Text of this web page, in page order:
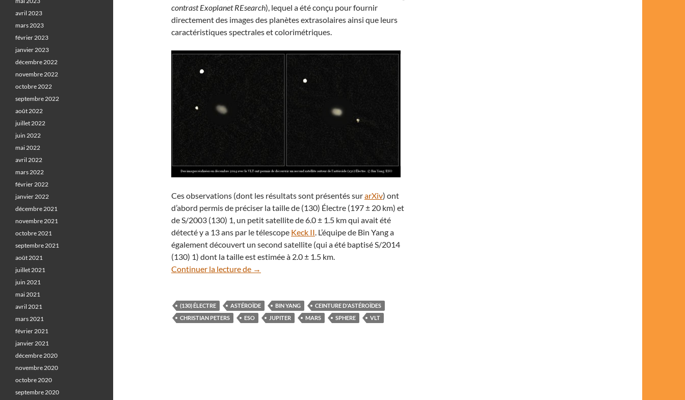
contrast Exoplanet REsearch), lequel a été conçu pour fournir
directement des images des planètes extrasolaires ainsi que leurs
caractéristiques spectrales et colorimétriques.
Ces observations (dont les résultats sont présentés surarXiv) ont
d’abord permis de préciser la taille de (130) Électre (197 ± 20 km) et
de S/2003 (130) 1, un petit satellite de 6.0 ± 1.5 km qui avait été
détecté y a 13 ans par le télescope Keck II. L’équipe de Bin Yang a
également découvert un second satellite (qui a été baptisé S/2014
(130) 1) dont la taille est estimée à 2.0 ± 1.5 km.
Continuer la lecture de Un deuxième satellite pour l’astéroïde (130) Électre
→
(130) ÉLECTRE ASTÉROÏDE BIN YANG
CEINTURE D'ASTÉROÏDES
CHRISTIAN PETERS
ESO JUPITER MARS SPHERE VLT
avril 2023
mars 2023
février 2023
janvier 2023
décembre 2022
novembre 2022
octobre 2022
septembre 2022
août 2022
juillet 2022
juin 2022
mai 2022
avril 2022
mars 2022
février 2022
janvier 2022
décembre 2021
novembre 2021
octobre 2021
septembre 2021
août 2021
juillet 2021
juin 2021
mai 2021
avril 2021
mars 2021
février 2021
janvier 2021
décembre 2020
novembre 2020
octobre 2020
septembre 2020